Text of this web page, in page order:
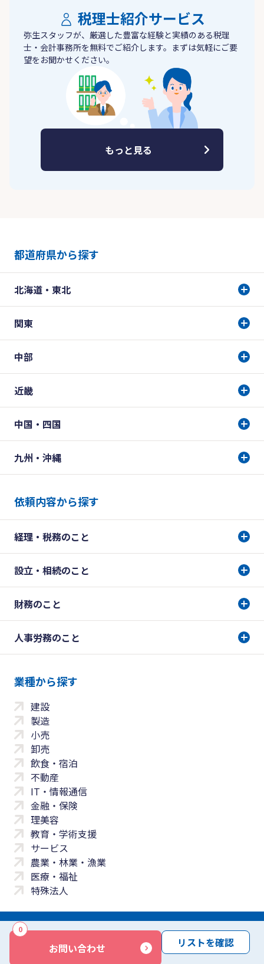
お問い合わせ
0
リストを確認
税理士紹介サービス
弥生スタッフが、厳選した豊富な経験と実績のある税理
士・会計事務所を無料でご紹介します。まずは気軽にご要
望をお聞かせください。
もっと見る
都道府県から探す
北海道・東北
関東
中部
近畿
中国・四国
九州・沖縄
依頼内容から探す
経理・税務のこと
設立・相続のこと
財務のこと
人事労務のこと
業種から探す
建設
製造
小売
卸売
飲食・宿泊
不動産
IT・情報通信
金融・保険
理美容
教育・学術支援
サービス
農業・林業・漁業
医療・福祉
特殊法人
サイトマップ 免責事項 サービス利用規約
商標について反社会勢力に対する基本方針 お問い合わせ